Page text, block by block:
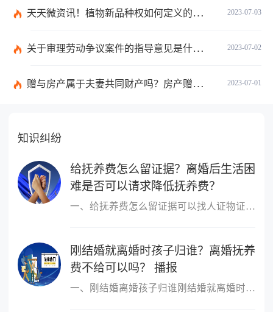
2023-07-03
天天微资讯！植物新品种权如何定义的？植物新品种权应符合什么条件？
2023-07-02
关于审理劳动争议案件的指导意见是什么？法院审理劳动争议案件的条件是什么？
2023-07-01
赠与房产属于夫妻共同财产吗？房产赠与和过户哪个划算？
知识纠纷
给抚养费怎么留证据？离婚后生活困
难是否可以请求降低抚养费？
一、给抚养费怎么留证据可以找人证物证，证明自己在离婚后是给了抚
刚结婚就离婚时孩子归谁？离婚抚养
费不给可以吗？ 播报
一、刚结婚离婚孩子归谁刚结婚就离婚时判定孩子的扶养人，需要分情